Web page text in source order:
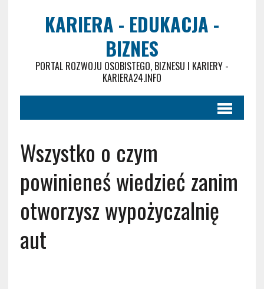
KARIERA - EDUKACJA -
BIZNES
PORTAL ROZWOJU OSOBISTEGO, BIZNESU I KARIERY -
KARIERA24.INFO
Wszystko o czym
powinieneś wiedzieć zanim
otworzysz wypożyczalnię
aut